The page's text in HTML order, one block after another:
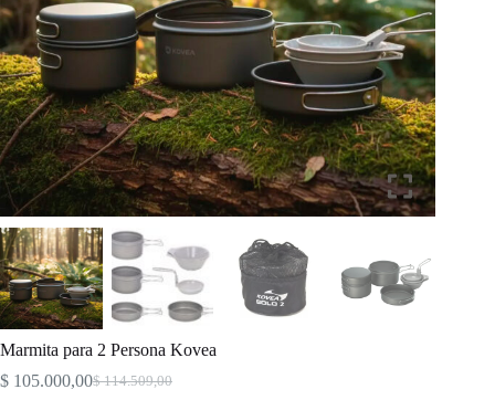
Marmita para 2 Persona Kovea
$114.509,00
El
$ 105.000,00El